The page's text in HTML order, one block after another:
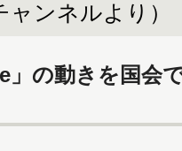
ャンネルより）
」の動きを国会